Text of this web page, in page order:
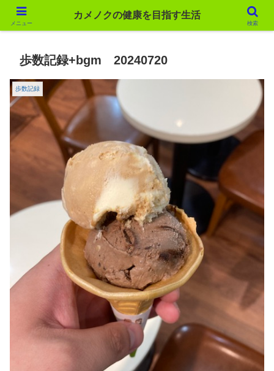
カメノクの健康を目指す生活
歩数記録+bgm 20240720
歩数記録
メニュー
カメノクの健康を目指す生活
検索